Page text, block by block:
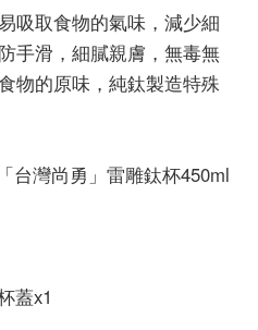
吸取食物的氣味，減少細
手滑，細膩親膚，無毒無
物的原味，純鈦製造特殊
台灣尚勇」雷雕鈦杯450ml
蓋x1